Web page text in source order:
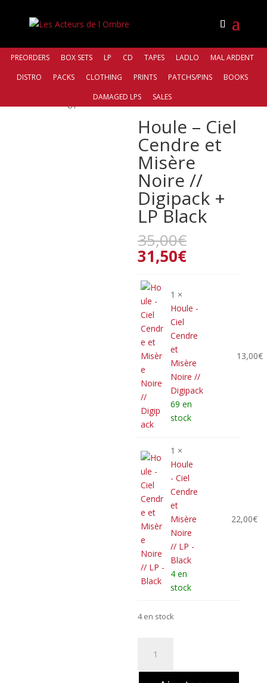
PREORDERS BOX SETS LP CD TAPES LADLO
MAL ARDENT
DISTRO
PACKS CLOTHING PRINTS PATCHS/PINS
BOOKS
DAMAGED LPS
SALES
Noire // Digipack + LP Black
Houle – Ciel
Cendre et
Misère
Noire //
Digipack +
LP Black
35,00€
était :
31,50€Le
prix
31,50€.
1 ×
Houle -
Ciel
Cendre
et
Misère
Noire //
Digipack
69 en
stock
13,00€
1 ×
Houle
- Ciel
Cendre
et
Misère
Noire
// LP -
Black
4 en
stock
22,00€
4 en stock
Houle